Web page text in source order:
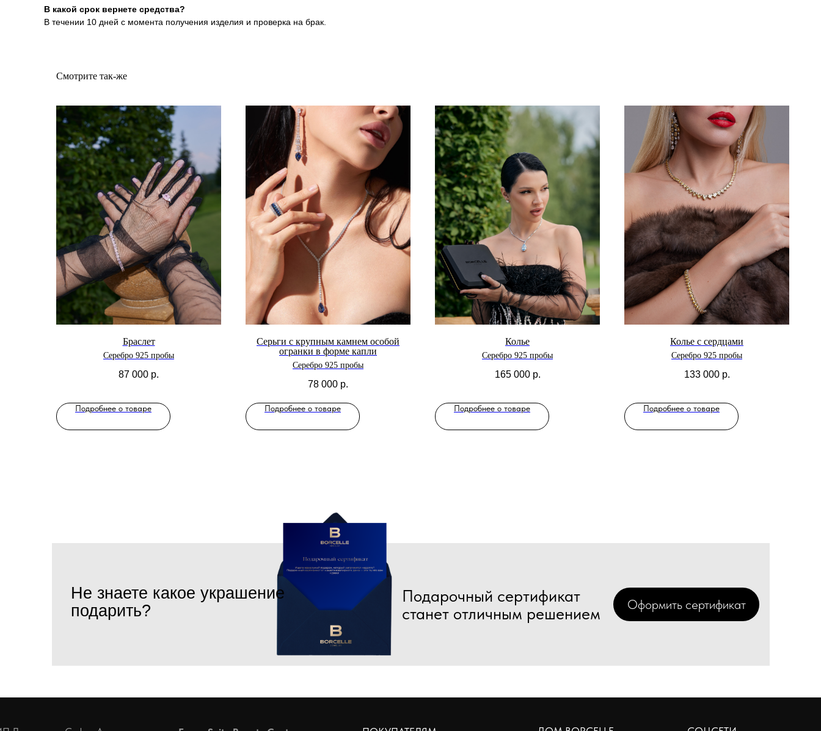
В какой срок вернете средства?
В течении 10 дней с момента получения изделия и проверка на брак.
Смотрите так-же
Браслет
Серебро 925 пробы
87 000 р.
Подробнее о товаре
Серьги с крупным камнем особой
огранки в форме капли
Серебро 925 пробы
78 000 р.
Подробнее о товаре
Колье
Серебро 925 пробы
165 000 р.
Подробнее о товаре
Колье с сердцами
Серебро 925 пробы
133 000 р.
Подробнее о товаре
Не знаете какое украшение
подарить?
Подарочный сертификат
станет отличным решением
Оформить сертификат